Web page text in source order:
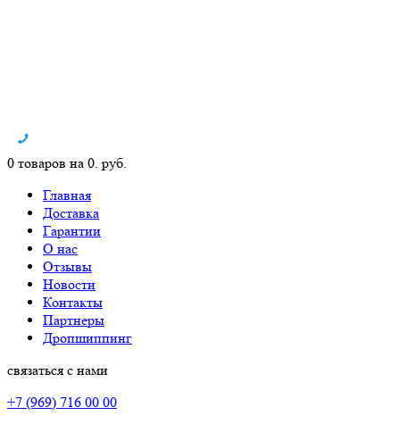
0 товаров на 0. руб.
Главная
Доставка
Гарантии
О нас
Отзывы
Новости
Контакты
Партнеры
Дропшиппинг
связаться с нами
+7 (969) 716 00 00